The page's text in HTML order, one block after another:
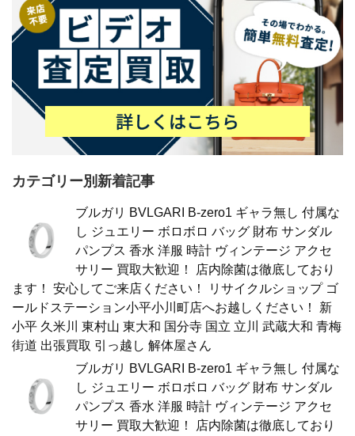
カテゴリー別新着記事
ブルガリ BVLGARI B-zero1 ギャラ無し 付属な
し ジュエリー ボロボロ バッグ 財布 サンダル
パンプス 香水 洋服 時計 ヴィンテージ アクセ
サリー 買取大歓迎！ 店内除菌は徹底しており
ます！ 安心してご来店ください！ リサイクルショップ ゴ
ールドステーション小平小川町店へお越しください！ 新
小平 久米川 東村山 東大和 国分寺 国立 立川 武蔵大和 青梅
街道 出張買取 引っ越し 解体屋さん
ブルガリ BVLGARI B-zero1 ギャラ無し 付属な
し ジュエリー ボロボロ バッグ 財布 サンダル
パンプス 香水 洋服 時計 ヴィンテージ アクセ
サリー 買取大歓迎！ 店内除菌は徹底しており